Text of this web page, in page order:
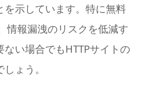
を示しています。特に無料
情報漏洩のリスクを低減す
い場合でもHTTPサイトの
ょう。